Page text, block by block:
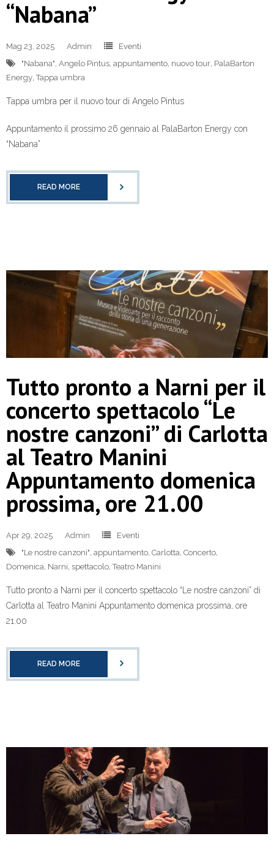
“Nabana”
Mag 23, 2025 Admin
Eventi
"Nabana" Angelo Pintus appuntamento nuovo tour PalaBarton
Energy ,Tappa umbra
Tappa umbra per il nuovo tour di Angelo Pintus
Appuntamento il prossimo 26 gennaio al PalaBarton Energy con
“Nabana”
READ MORE
Tutto pronto a Narni per il
concerto spettacolo “Le
nostre canzoni” di Carlotta
al Teatro Manini
Appuntamento domenica
prossima, ore 21.00
Apr 29, 2025 Admin
Eventi
"Le nostre canzoni" appuntamento Carlotta Concerto
Domenica Narni spettacolo ,Teatro Manini
Tutto pronto a Narni per il concerto spettacolo “Le nostre canzoni” di
Carlotta al Teatro Manini Appuntamento domenica prossima, ore
21.00
READ MORE